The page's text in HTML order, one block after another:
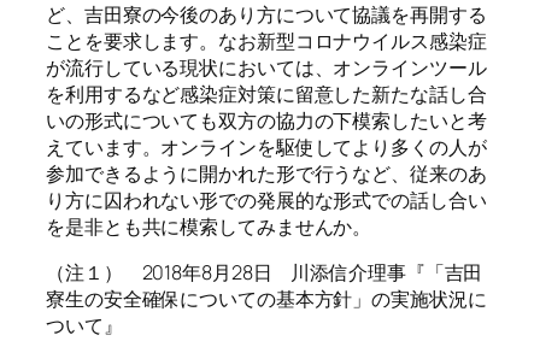
ど、吉田寮の今後のあり方について協議を再開する
ことを要求します。なお新型コロナウイルス感染症
が流行している現状においては、オンラインツール
を利用するなど感染症対策に留意した新たな話し合
いの形式についても双方の協力の下模索したいと考
えています。オンラインを駆使してより多くの人が
参加できるように開かれた形で行うなど、従来のあ
り方に囚われない形での発展的な形式での話し合い
を是非とも共に模索してみませんか。
（注１） 2018年8月28日 川添信介理事『「吉田
寮生の安全確保についての基本方針」の実施状況に
ついて』